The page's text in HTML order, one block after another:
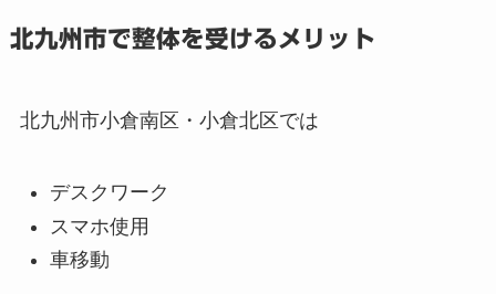
北九州市で整体を受けるメリット
北九州市小倉南区・小倉北区では
デスクワーク
スマホ使用
車移動